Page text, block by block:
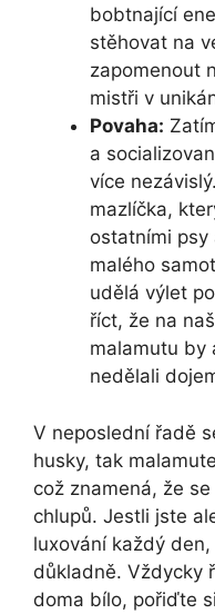
bobtnající
stěhovat na
zapomenout
mistři v
Povaha:
a
více
mazlíčka,
ostatními psy
malého
udělá výlet
říct, že na
malamutu by
nedělali
V neposlední řadě
husky, tak
což znamená, že
chlupů. Jestli jste
luxování každý
důkladně. Vždycky
doma bílo, pořiďte